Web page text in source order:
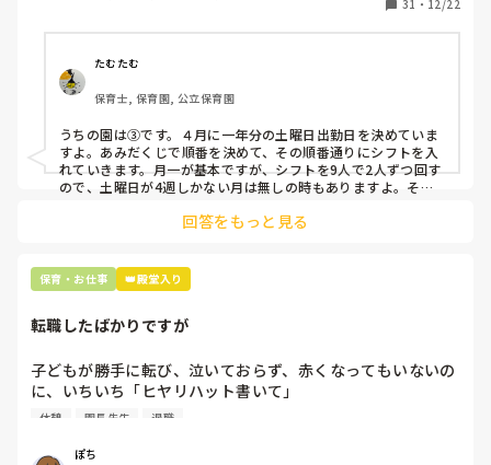
①土曜日の希望休は2日まで、と制限をかける
②毎月、必ず土曜保育に入ることのできる日を1日だけピッ
クアップしてもらう
③仮シフトが出た時、土曜出勤が難しければ自身で代わりの
人を交渉して見つけてもらう
上記のいずれかの対策を取り入れることを考えています。
31 ・ 12/22
たむたむ
保育士, 保育園, 公立保育園
うちの園は③です。４月に一年分の土曜日出勤日を決めていま
すよ。あみだくじで順番を決めて、その順番通りにシフトを入
れていきます。月一が基本ですが、シフトを9人で2人ずつ回す
ので、土曜日が4週しかない月は無しの時もありますよ。その
て貰い、主任に報告してます。
回答をもっと見る
保育・お仕事 👑殿堂入り
転職したばかりですが
子どもが勝手に転び、泣いておらず、赤くなってもいないの
に、いちいち「ヒヤリハット書いて」
と書かされ
（そう言う本人は書かない）
休憩 園長先生 退職
ぽち